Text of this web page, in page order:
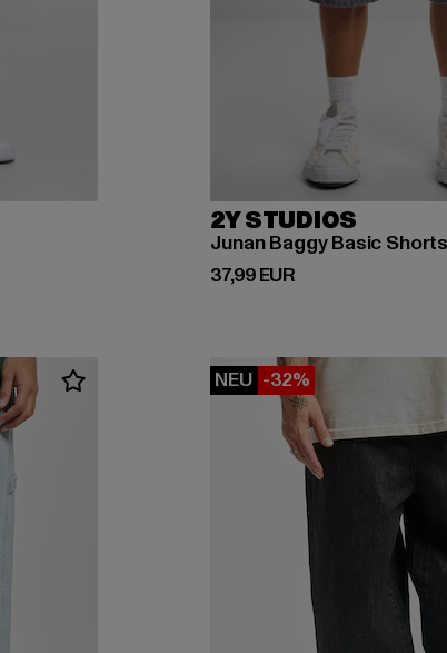
2Y STUDIOS
Junan Baggy Basic Shorts
37,99 EUR
Derzeitiger Preis: 37,99 EUR
NEU -32%